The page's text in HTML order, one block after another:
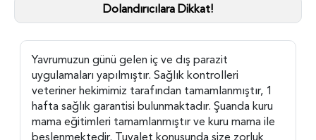
Dolandırıcılara Dikkat!
Yavrumuzun günü gelen iç ve dış parazit
uygulamaları yapılmıştır. Sağlık kontrolleri
veteriner hekimimiz tarafından tamamlanmıştır, 1
hafta sağlık garantisi bulunmaktadır. Şuanda kuru
mama eğitimleri tamamlanmıştır ve kuru mama ile